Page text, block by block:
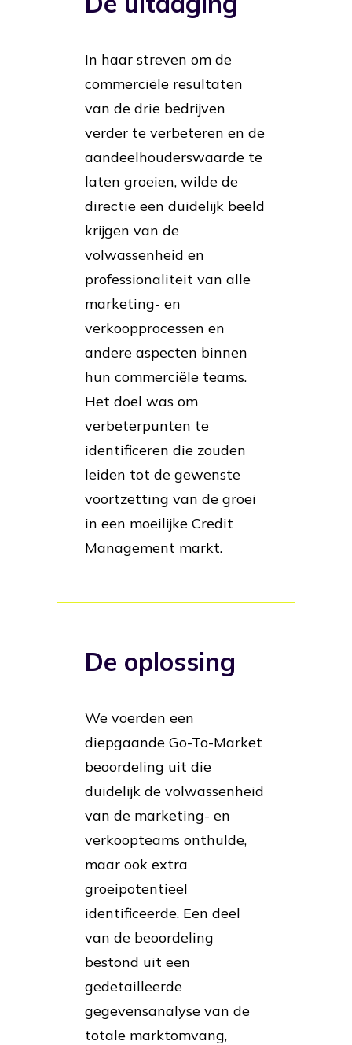
In haar streven om de
commerciële resultaten
van de drie bedrijven
verder te verbeteren en de
aandeelhouderswaarde te
laten groeien, wilde de
directie een duidelijk beeld
krijgen van de
volwassenheid en
professionaliteit van alle
marketing- en
verkoopprocessen en
andere aspecten binnen
hun commerciële teams.
Het doel was om
verbeterpunten te
identificeren die zouden
leiden tot de gewenste
voortzetting van de groei
in een moeilijke Credit
Management markt.
De oplossing
We voerden een
diepgaande Go-To-Market
beoordeling uit die
duidelijk de volwassenheid
van de marketing- en
verkoopteams onthulde,
maar ook extra
groeipotentieel
identificeerde. Een deel
van de beoordeling
bestond uit een
gedetailleerde
gegevensanalyse van de
totale marktomvang,